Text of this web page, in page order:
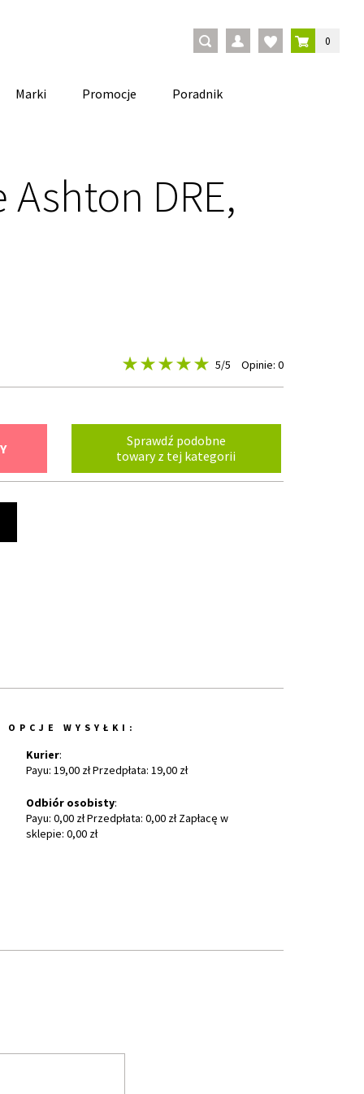
0
Marki Promocje Poradnik
DRE,
5/5 Opinie: 0
Sprawdź podobne
towary z tej kategorii
OPCJE WYSYŁKI:
Kurier:
Payu: 19,00 zł Przedpłata: 19,00 zł
Odbiór osobisty:
Payu: 0,00 zł Przedpłata: 0,00 zł Zapłacę w
sklepie: 0,00 zł